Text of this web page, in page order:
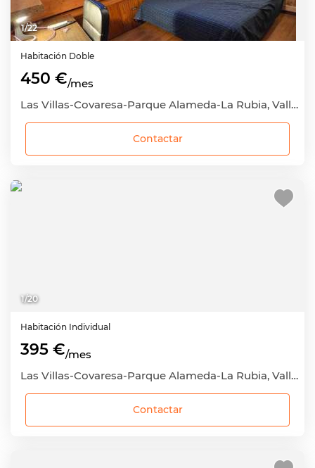
1/22
Habitación Doble
450 €/mes
Las Villas-Covaresa-Parque Alameda-La Rubia, Valladolid Capital, Valladolid
Contactar
1/20
Habitación Individual
395 €/mes
Las Villas-Covaresa-Parque Alameda-La Rubia, Valladolid Capital, Valladolid
Contactar